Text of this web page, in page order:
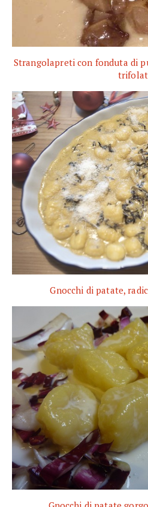
Strangolapreti con fonduta di
Gnocchi di patate,